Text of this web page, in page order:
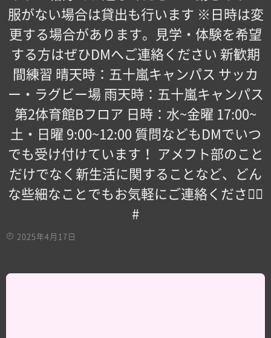
服がない場合は貸出も行います ※日時は変
更する場合があります。見学・体験を希望
する方はぜひDMへご連絡ください 新歓期
間練習 晴天時：五十嵐キャンパス サッカ
ー・ラグビー場 雨天時：五十嵐キャンパス
第2体育館Bフロア 日時：水~金曜 17:00~
土・日曜 9:00~12:00 質問などもDMでいつ
でも受け付けています！ アメフト部のこと
だけでなく新生活に関することなど、どん
な些細なことでもお気軽にご連絡ください🏻
#
2025年4月17日